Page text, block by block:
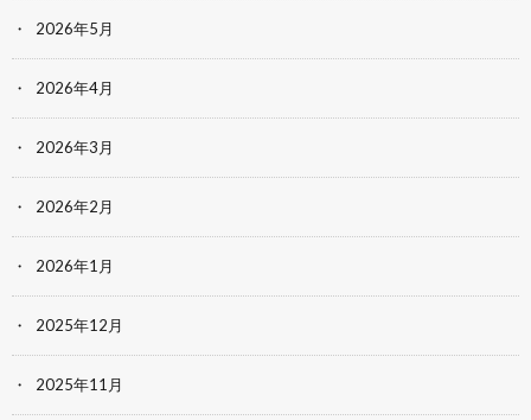
2026年5月
2026年4月
2026年3月
2026年2月
2026年1月
2025年12月
2025年11月